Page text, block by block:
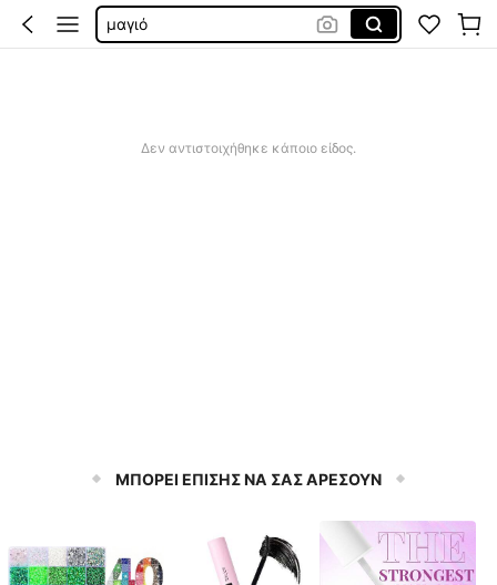
μαγιό
Δεν αντιστοιχήθηκε κάποιο είδος.
ΜΠΟΡΕΙ ΕΠΙΣΗΣ ΝΑ ΣΑΣ ΑΡΕΣΟΥΝ